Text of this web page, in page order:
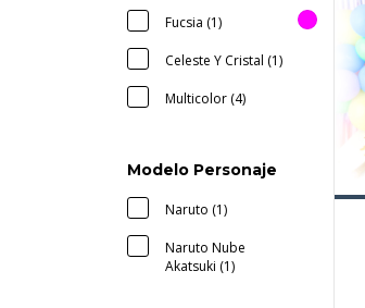
Fucsia (1)
Celeste Y Cristal (1)
Multicolor (4)
Modelo Personaje
Naruto (1)
Naruto Nube
Akatsuki (1)